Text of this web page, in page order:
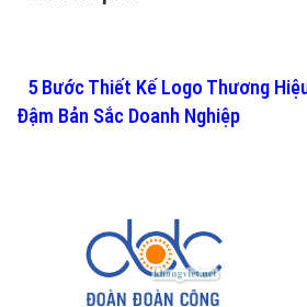
5 Bước Thiết Kế Logo Thương
Đậm Bản Sắc Doanh Nghiệp